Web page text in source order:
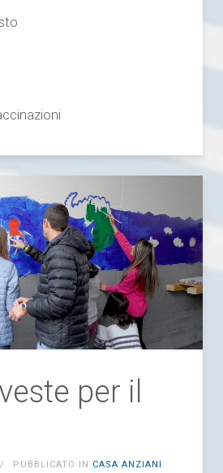
per il
PUBBLICATO IN CASA ANZIANI